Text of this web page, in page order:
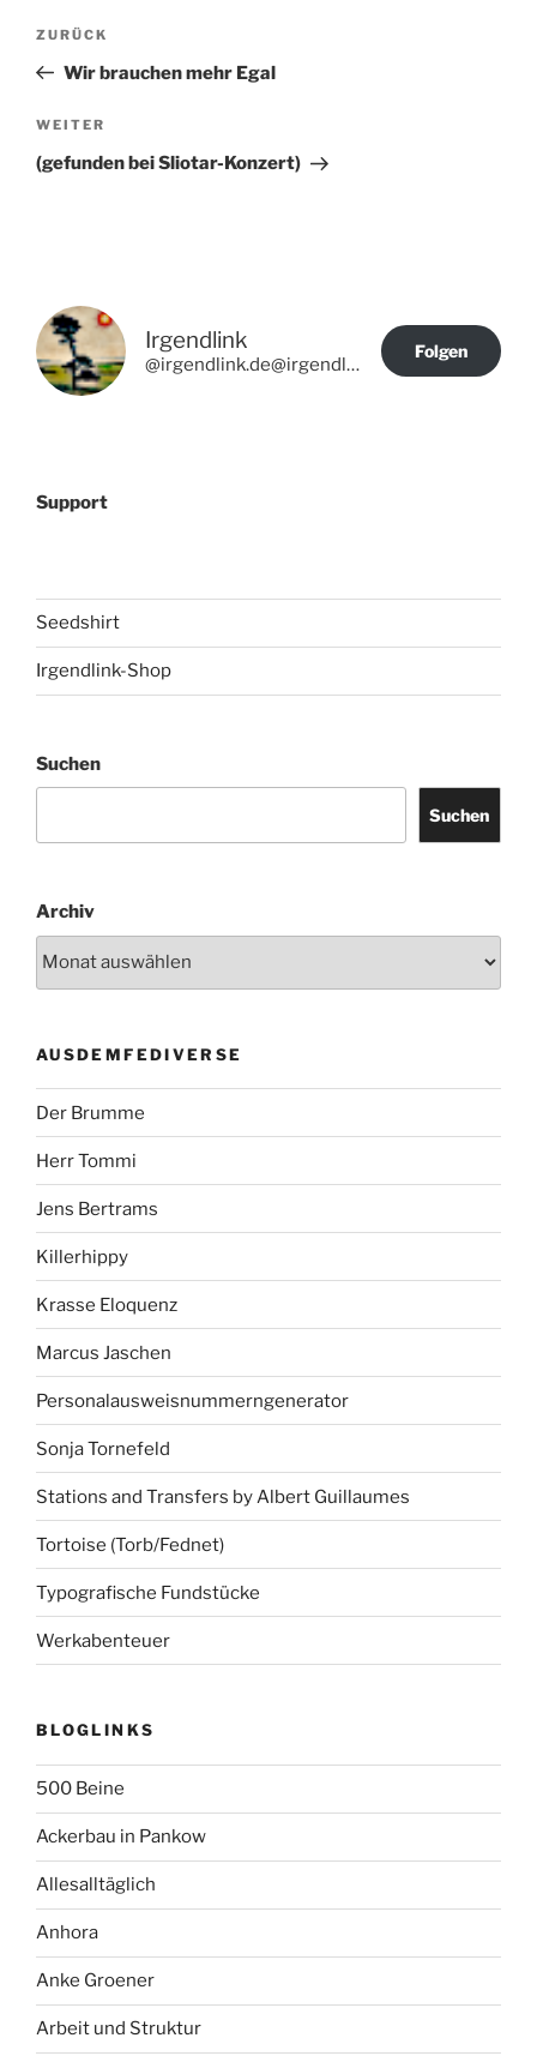
Beitragsnavigation
Vorheriger
Beitrag
ZURÜCK
Wir brauchen mehr Egal
Nächster
Beitrag
WEITER
(gefunden bei Sliotar-Konzert)
Irgendlink
@irgendlink.de@irgendlink.de
Folgen
Support
Seedshirt
Irgendlink-Shop
Suchen
Suchen
Archiv
AUSDEMFEDIVERSE
Der Brumme
Herr Tommi
Jens Bertrams
Killerhippy
Krasse Eloquenz
Marcus Jaschen
Personalausweisnummerngenerator
Sonja Tornefeld
Stations and Transfers by Albert Guillaumes
Tortoise (Torb/Fednet)
Typografische Fundstücke
Werkabenteuer
BLOGLINKS
500 Beine
Ackerbau in Pankow
Allesalltäglich
Anhora
Anke Groener
Arbeit und Struktur